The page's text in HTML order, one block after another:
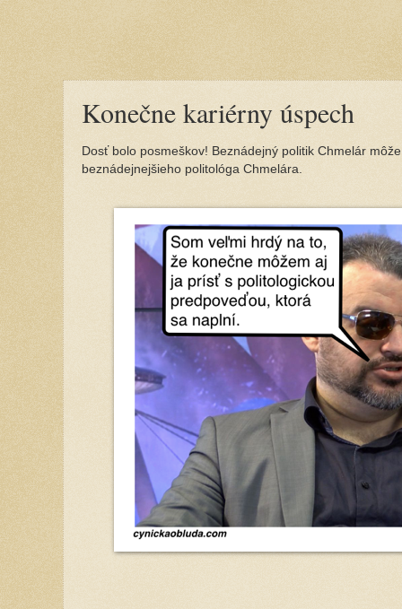
Konečne kariérny úspech
Dosť bolo posmeškov! Beznádejný politik Chmelár
beznádejnejšieho politológa Chmelára.